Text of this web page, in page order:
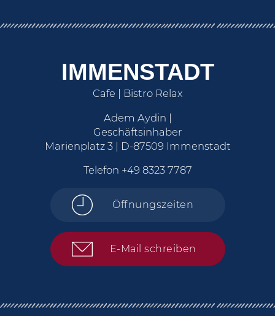
IMMENSTADT
Cafe | Bistro Relax
Adem Aydin |
Geschäftsinhaber
Marienplatz 3 | D-87509 Immenstadt
Telefon +49 8323 7787
Öffnungszeiten
E-Mail schreiben